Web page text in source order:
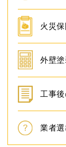
火災
外壁塗
工事
業者